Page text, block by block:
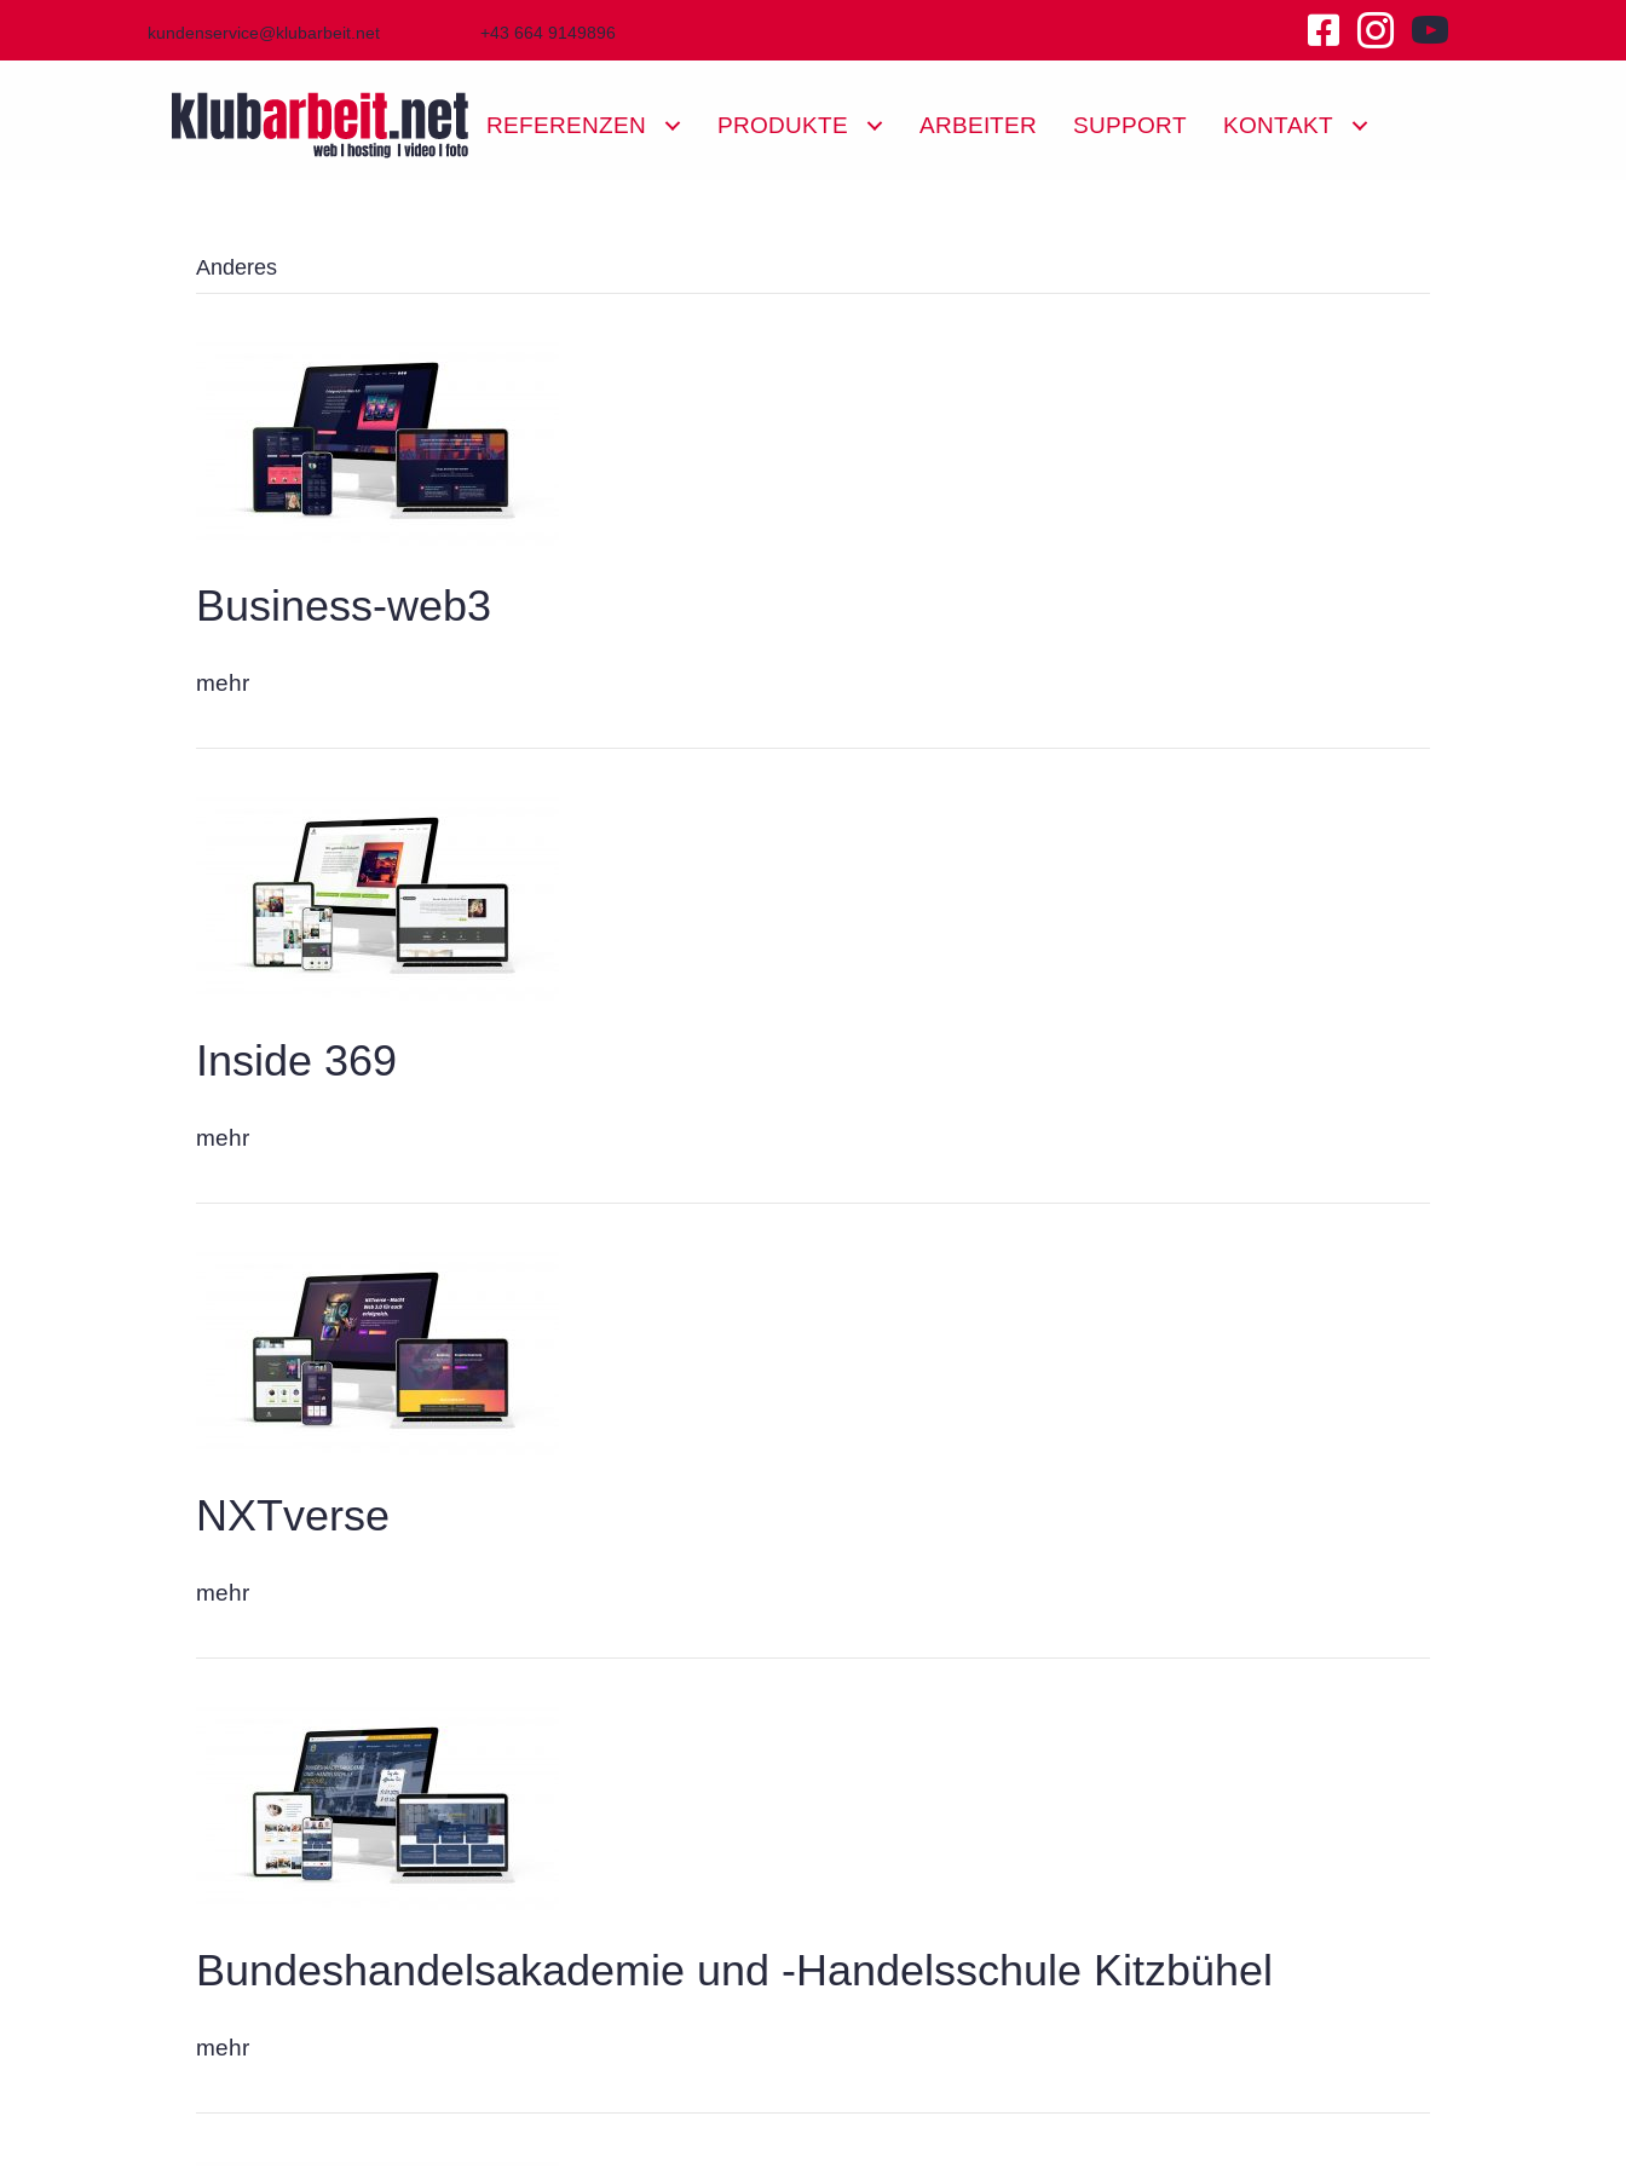
kundenservice@klubarbeit.net +43 664 9149896 youtube channel
REFERENZEN PRODUKTE ARBEITER SUPPORT KONTAKT
Anderes
Business-web3
mehr
Inside 369
mehr
NXTverse
mehr
Bundeshandelsakademie und -Handelsschule Kitzbühel
mehr